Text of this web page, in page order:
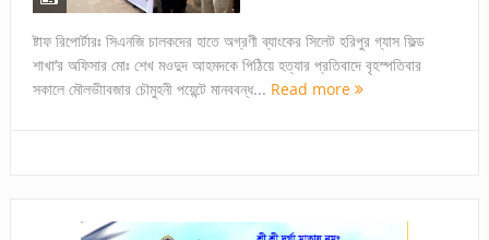
ষ্টাফ রিপোর্টারঃ সিএনজি চালকদের হাতে অগ্রণী ব্যাংকের সিলেট হরিপুর গ্যাস ফিল্ড
শাখা’র অফিসার মোঃ শেখ মওদুদ আহমদকে পিঠিয়ে হত্যার প্রতিবাদে বৃহস্পতিবার
সকালে মৌলভীাবজার চৌমুহনী পয়েন্টে মানববন্ধ... Read more